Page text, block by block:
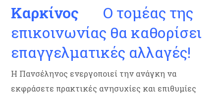
Καρκίνος Ο τομέας της
επικοινωνίας θα καθορίσει
επαγγελματικές αλλαγές!
Η Πανσέληνος ενεργοποιεί την ανάγκη να
εκφράσετε πρακτικές ανησυχίες και επιθυμίες